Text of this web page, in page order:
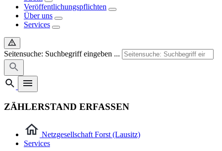
Veröffentlichungspflichten
Über uns
Services
Seitensuche: Suchbegriff eingeben ...
ZÄHLERSTAND ERFASSEN
Netzgesellschaft Forst (Lausitz)
Services